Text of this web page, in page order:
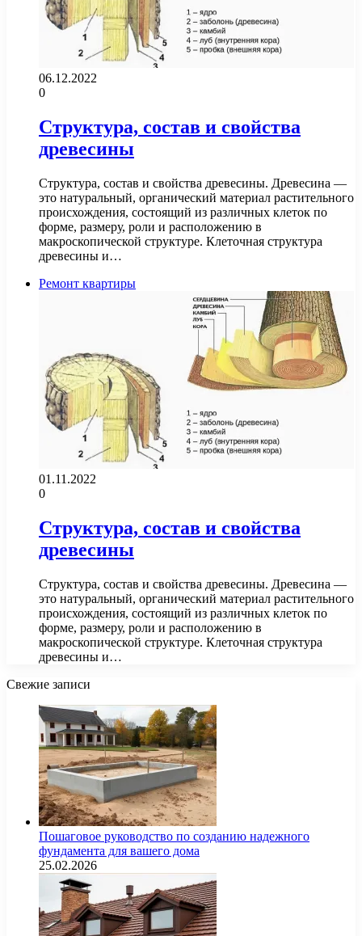
06.12.2022
0
Структура, состав и свойства
древесины
Структура, состав и свойства древесины. Древесина —
это натуральный, органический материал растительного
происхождения, состоящий из различных клеток по
форме, размеру, роли и расположению в
макроскопической структуре. Клеточная структура
древесины и…
Ремонт квартиры
01.11.2022
0
Структура, состав и свойства
древесины
Структура, состав и свойства древесины. Древесина —
это натуральный, органический материал растительного
происхождения, состоящий из различных клеток по
форме, размеру, роли и расположению в
макроскопической структуре. Клеточная структура
древесины и…
Свежие записи
Пошаговое руководство по созданию надежного
фундамента для вашего дома
25.02.2026